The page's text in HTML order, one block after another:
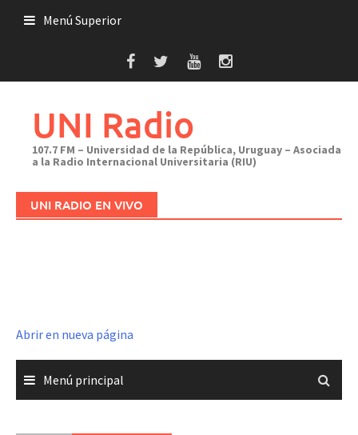
Menú Superior
UNI Radio
107.7 FM – Universidad de la República, Uruguay – Asociada
a la Radio Internacional Universitaria (RIU)
UNI RADIO EN VIVO
Abrir en nueva página
Menú principal